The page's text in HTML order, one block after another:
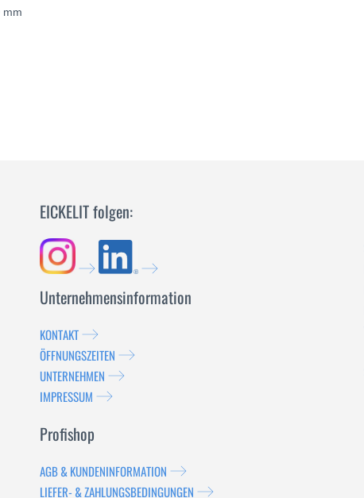
mm
EICKELIT folgen:
Unternehmensinformation
KONTAKT
ÖFFNUNGSZEITEN
UNTERNEHMEN
IMPRESSUM
Profishop
AGB & KUNDENINFORMATION
LIEFER- & ZAHLUNGSBEDINGUNGEN